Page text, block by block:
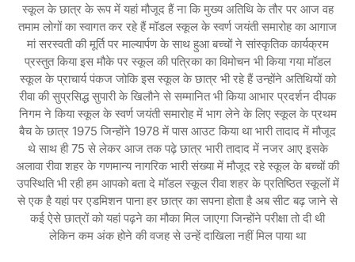
स्कूल के छात्र के रूप में यहां मौजूद हैं ना कि मुख्य अतिथि के तौर पर आज वह
तमाम लोगों का स्वागत कर रहे हैं मॉडल स्कूल के स्वर्ण जयंती समारोह का आगाज
मां सरस्वती की मूर्ति पर माल्यार्पण के साथ हुआ बच्चों ने सांस्कृतिक कार्यक्रम
प्रस्तुत किया इस मौके पर स्कूल की पत्रिका का विमोचन भी किया गया मॉडल
स्कूल के प्राचार्य पंकज जोकि इस स्कूल के छात्र भी रहे हैं उन्होंने अतिथियों को
रीवा की सुप्रसिद्ध सुपारी के खिलौने से सम्मानित भी किया आभार प्रदर्शन दीपक
निगम ने किया स्कूल के स्वर्ण जयंती समारोह में भाग लेने के लिए स्कूल के प्रथम
बैच के छात्र 1975 जिन्होंने 1978 में पास आउट किया था भारी तादाद में मौजूद
थे साथ ही 75 से लेकर आज तक पढ़े छात्र भारी तादाद में नजर आए इसके
अलावा रीवा शहर के गणमान्य नागरिक भारी संख्या में मौजूद रहे स्कूल के बच्चों की
उपस्थिति भी रही हम आपको बता दे मॉडल स्कूल रीवा शहर के प्रतिष्ठित स्कूलों में
से एक है यहां पर एडमिशन पाना हर छात्र का सपना होता है अब सीट बढ़ जाने से
कई ऐसे छात्रों को यहां पढ़ने का मौका मिल जाएगा जिन्होंने परीक्षा तो दी थी
लेकिन कम अंक होने की वजह से उन्हें दाखिला नहीं मिल पाया था